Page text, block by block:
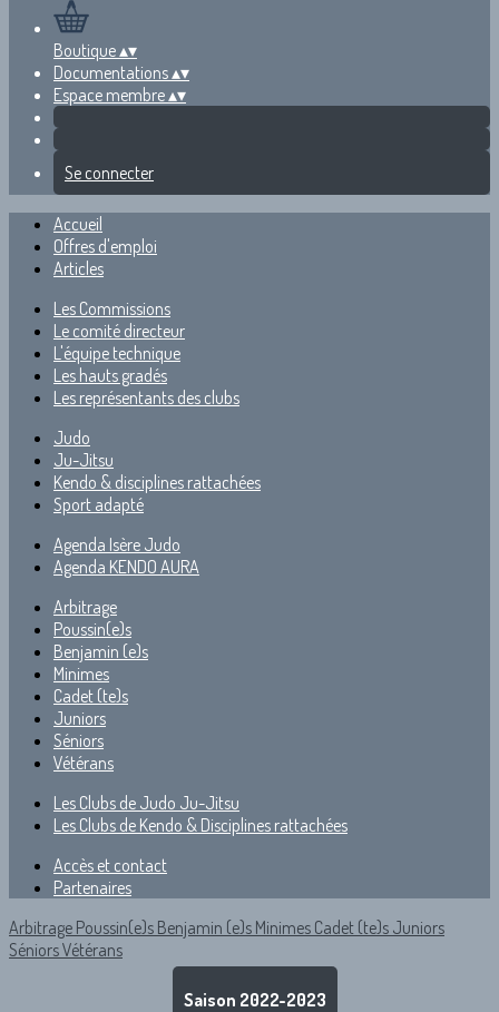
Boutique▴▾
Documentations▴▾
Espace membre▴▾
Se connecter
Accueil
Offres d'emploi
Articles
Les Commissions
Le comité directeur
L'équipe technique
Les hauts gradés
Les représentants des clubs
Judo
Ju-Jitsu
Kendo & disciplines rattachées
Sport adapté
Agenda Isère Judo
Agenda KENDO AURA
Arbitrage
Poussin(e)s
Benjamin (e)s
Minimes
Cadet (te)s
Juniors
Séniors
Vétérans
Les Clubs de Judo Ju-Jitsu
Les Clubs de Kendo & Disciplines rattachées
Accès et contact
Partenaires
Arbitrage Poussin(e)s Benjamin (e)s Minimes Cadet (te)s Juniors
SéniorsVétérans
Saison 2022-2023